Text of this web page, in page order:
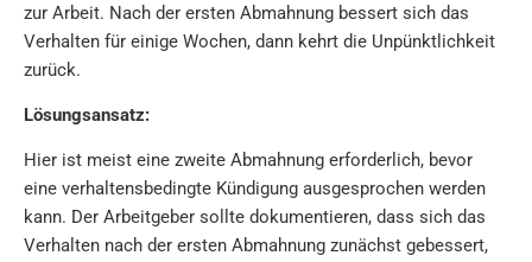
zur Arbeit. Nach der ersten Abmahnung bessert sich das
Verhalten für einige Wochen, dann kehrt die Unpünktlichkeit
zurück.
Lösungsansatz:
Hier ist meist eine zweite Abmahnung erforderlich, bevor
eine verhaltensbedingte Kündigung ausgesprochen werden
kann. Der Arbeitgeber sollte dokumentieren, dass sich das
Verhalten nach der ersten Abmahnung zunächst gebessert,